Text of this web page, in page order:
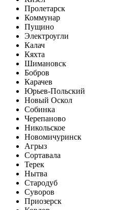
Пролетарск
Коммунар
Пущино
Электроугли
Калач
Кяхта
Шимановск
Бобров
Карачев
Юрьев-Польский
Новый Оскол
Собинка
Черепаново
Никольское
Новомичуринск
Агрыз
Сортавала
Терек
Нытва
Стародуб
Суворов
Приозерск